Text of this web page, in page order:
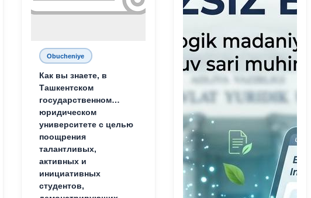
Obucheniye
Как вы знаете, в
Ташкентском
государственном
юридическом
университете с целью
поощрения
талантливых,
активных и
инициативных
студентов,